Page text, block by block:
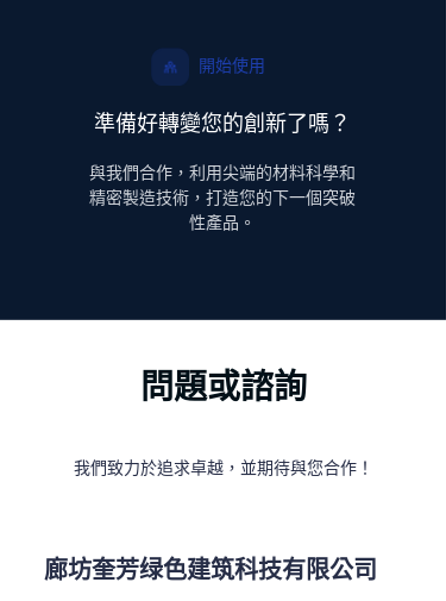
開始使用
與我們合作，利用尖端的材料科學和
精密製造技術，打造您的下一個突破
性產品。
準備好轉變您的創新了嗎？
問題或諮詢
我們致力於追求卓越，並期待與您合作！
廊坊奎芳绿色建筑科技有限公司